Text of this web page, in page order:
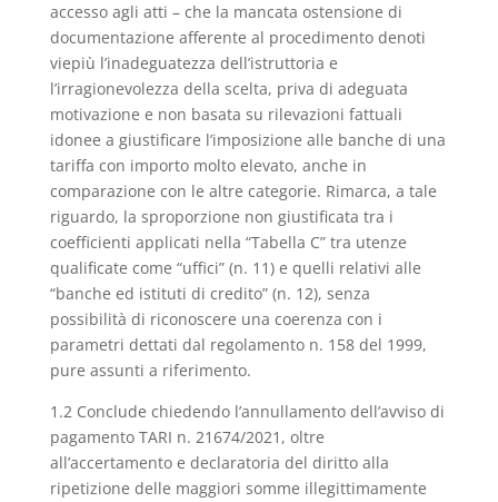
accesso agli atti – che la mancata ostensione di
documentazione afferente al procedimento denoti
viepiù l’inadeguatezza dell’istruttoria e
l’irragionevolezza della scelta, priva di adeguata
motivazione e non basata su rilevazioni fattuali
idonee a giustificare l’imposizione alle banche di una
tariffa con importo molto elevato, anche in
comparazione con le altre categorie. Rimarca, a tale
riguardo, la sproporzione non giustificata tra i
coefficienti applicati nella “Tabella C” tra utenze
qualificate come “uffici” (n. 11) e quelli relativi alle
“banche ed istituti di credito” (n. 12), senza
possibilità di riconoscere una coerenza con i
parametri dettati dal regolamento n. 158 del 1999,
pure assunti a riferimento.
1.2 Conclude chiedendo l’annullamento dell’avviso di
pagamento TARI n. 21674/2021, oltre
all’accertamento e declaratoria del diritto alla
ripetizione delle maggiori somme illegittimamente